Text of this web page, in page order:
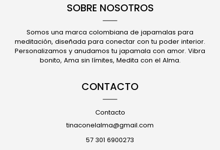
SOBRE NOSOTROS
Somos una marca colombiana de japamalas para
meditación, diseñada para conectar con tu poder interior.
Personalizamos y anudamos tu japamala con amor. Vibra
bonito, Ama sin límites, Medita con el Alma.
CONTACTO
Contacto
tinaconelalma@gmail.com
57 301 6900273